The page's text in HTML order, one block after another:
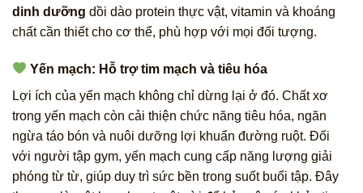
dinh dưỡng dồi dào protein thực vật, vitamin và khoáng
chất cần thiết cho cơ thể, phù hợp với mọi đối tượng.
Yến mạch: Hỗ trợ tim mạch và tiêu hóa
Lợi ích của yến mạch không chỉ dừng lại ở đó. Chất xơ
trong yến mạch còn cải thiện chức năng tiêu hóa, ngăn
ngừa táo bón và nuôi dưỡng lợi khuẩn đường ruột. Đối
với người tập gym, yến mạch cung cấp năng lượng giải
phóng từ từ, giúp duy trì sức bền trong suốt buổi tập. Đây